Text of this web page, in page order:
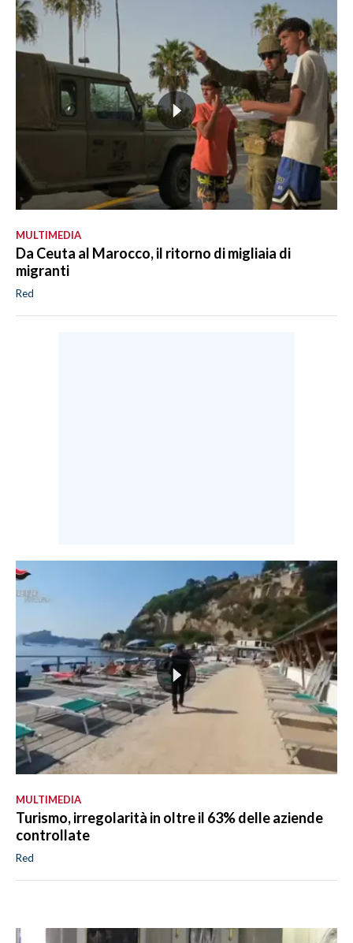
MULTIMEDIA
Da Ceuta al Marocco, il ritorno di migliaia di
migranti
Red
MULTIMEDIA
Turismo, irregolarità in oltre il 63% delle aziende
controllate
Red